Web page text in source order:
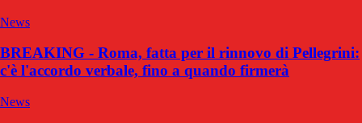
News
BREAKING - Roma, fatta per il rinnovo di Pellegrini:
c'è l'accordo verbale, fino a quando firmerà
News